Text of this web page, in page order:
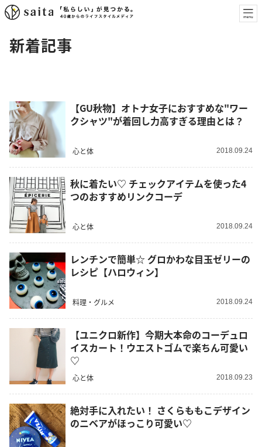
新着記事
【GU秋物】オトナ女子におすすめな"ワー
クシャツ"が着回し力高すぎる理由とは？
心と体 2018.09.24
秋に着たい♡ チェックアイテムを使った4
つのおすすめリンクコーデ
心と体 2018.09.24
レンチンで簡単☆ グロかわな目玉ゼリーの
レシピ【ハロウィン】
料理・グルメ 2018.09.24
【ユニクロ新作】今期大本命のコーデュロ
イスカート！ウエストゴムで楽ちん可愛い
♡
心と体 2018.09.23
絶対手に入れたい！ さくらももこデザイン
のニベアがほっこり可愛い♡